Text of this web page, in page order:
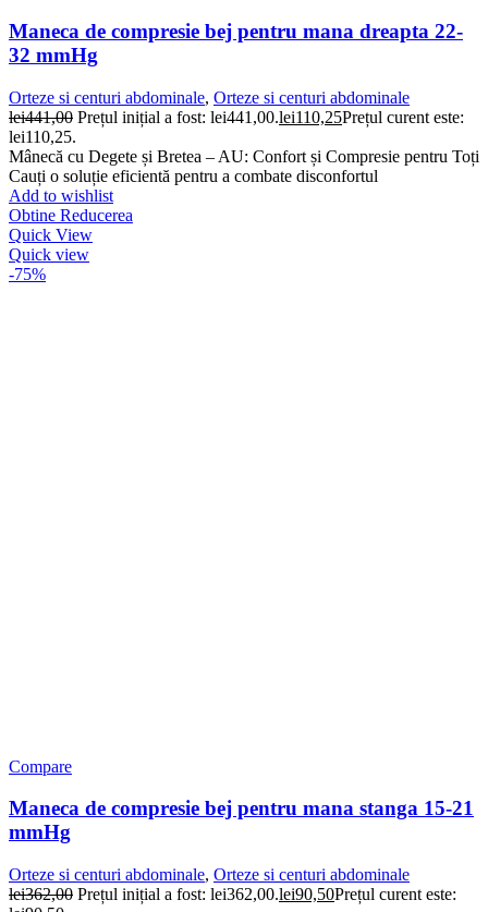
Maneca de compresie bej pentru mana dreapta 22-
32 mmHg
Orteze si centuri abdominale, Orteze si centuri abdominale
lei441,00 Prețul inițial a fost: lei441,00.lei110,25Prețul curent este:
lei110,25.
Mânecă cu Degete și Bretea – AU: Confort și Compresie pentru Toți
Cauți o soluție eficientă pentru a combate disconfortul
Add to wishlist
Obtine Reducerea
Quick View
Quick view
-75%
Compare
Maneca de compresie bej pentru mana stanga 15-21
mmHg
Orteze si centuri abdominale, Orteze si centuri abdominale
lei362,00 Prețul inițial a fost: lei362,00.lei90,50Prețul curent este: